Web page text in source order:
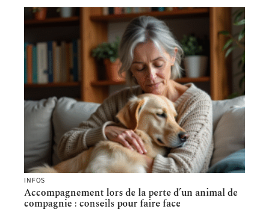
INFOS
Accompagnement lors de la perte d’un animal de
compagnie : conseils pour faire face